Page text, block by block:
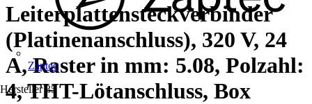
Zaptec
Hersteller 35
Leiterplattensteckverbinder
(Platinenanschluss), 320 V, 24
A, Raster in mm: 5.08, Polzahl:
4, THT-Lötanschluss, Box